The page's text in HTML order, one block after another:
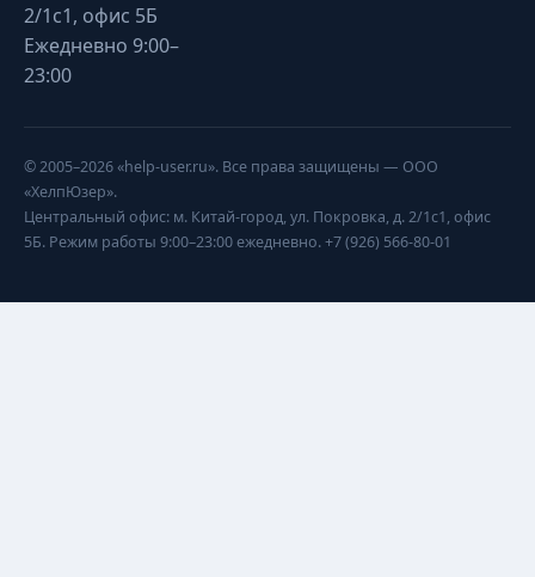
2/1с1, офис 5Б
Ежедневно 9:00–
23:00
© 2005–2026 «help-user.ru». Все права защищены — ООО
«ХелпЮзер».
Центральный офис: м. Китай-город, ул. Покровка, д. 2/1с1, офис
5Б. Режим работы 9:00–23:00 ежедневно. +7 (926) 566-80-01